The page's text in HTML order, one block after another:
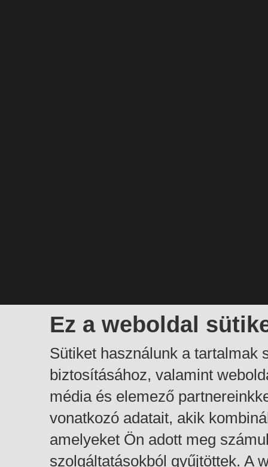
Ez a weboldal
Sütiket használunk a tartalmak
biztosításához, valamint
média és elemező
vonatkozó adatait, akik
amelyeket Ön adott meg
szolgáltatásokból gyűjtöttek. A